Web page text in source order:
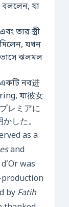
যা
তার স্ত্রী
ঝলমল
নব进
যা彼女
レミアに
した。
as a
and
was
by Fatih